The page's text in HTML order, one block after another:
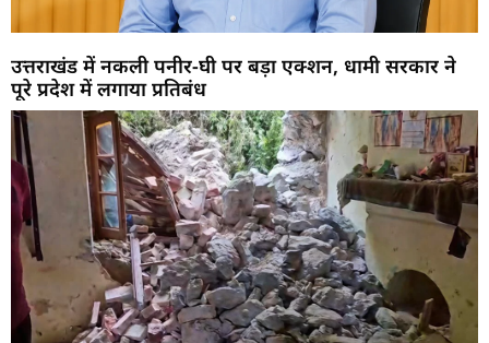
उत्तराखंड में नकली पनीर-घी पर बड़ा एक्शन, धामी सरकार ने
पूरे प्रदेश में लगाया प्रतिबंध